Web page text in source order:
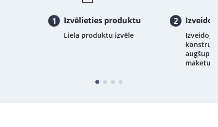
1 Izvēlieties produktu
Liela produktu izvēle
2
maketu